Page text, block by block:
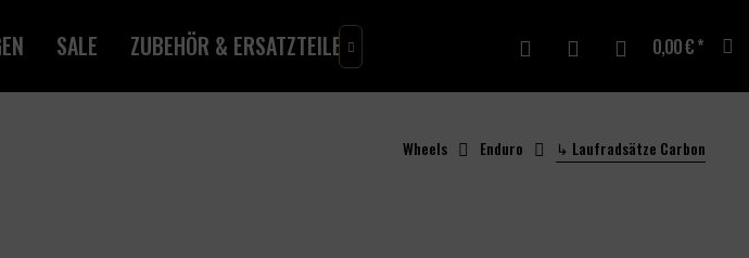
SALE ZUBEHÖR & ERSATZTEILE GUTSCHEINE
 0,00 € *
Wheels Enduro ↳ Laufradsätze Carbon